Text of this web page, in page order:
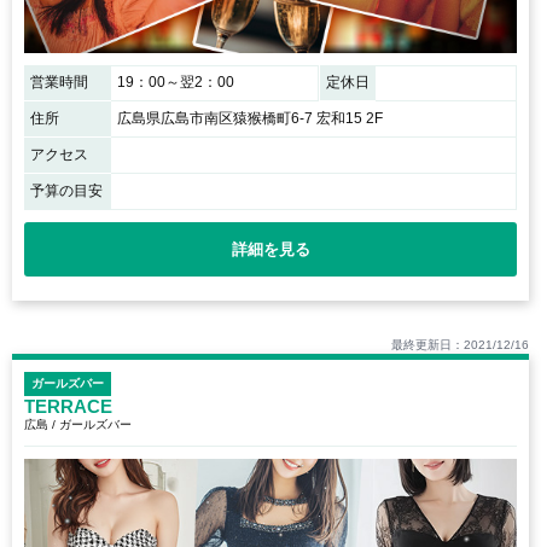
営業時間 19：00～翌2：00 定休日
住所 広島県広島市南区猿猴橋町6-7 宏和15 2F
アクセス
予算の目安
詳細を見る
最終更新日：2021/12/16
ガールズバー
TERRACE
広島 / ガールズバー